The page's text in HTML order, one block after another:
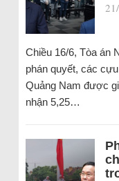
Chiều 16/6, Tòa án
phán quyết, các
Quảng Nam được
nhận 5,25…